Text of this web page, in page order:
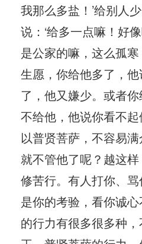
我那么多盐！’给别人
说：‘给多一点嘛！好
是公家的嘛，这么孤
生愿，你给他多了，
了，他又嫌少。或者
不给他，他说你看不
以普贤菩萨，不容易
就不管他了呢？越这样
修苦行。有人打你、
是你的考验，看你诚
的行力有很多很多种